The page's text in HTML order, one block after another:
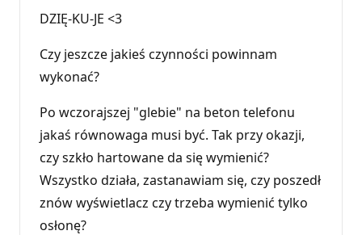
DZIĘ-KU-JE <3
Czy jeszcze jakieś czynności powinnam
wykonać?
Po wczorajszej "glebie" na beton telefonu
jakaś równowaga musi być. Tak przy okazji,
czy szkło hartowane da się wymienić?
Wszystko działa, zastanawiam się, czy poszedł
znów wyświetlacz czy trzeba wymienić tylko
osłonę?